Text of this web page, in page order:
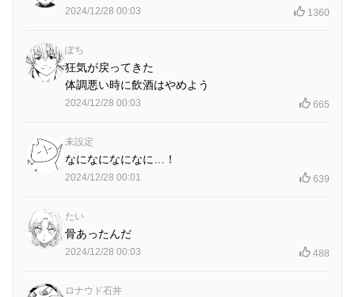
2024/12/28 00:03 1360
ぽち
狂気が戻ってきた
体調悪い時に飲酒はやめよう
2024/12/28 00:03 665
未設定
なになになになに…！
2024/12/28 00:01 639
たい
骨あったんだ
2024/12/28 00:03 488
ロナウド石井